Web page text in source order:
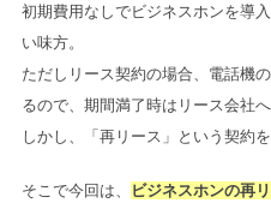
初期費用なしでビジネスホンを導
い味方。
ただしリース契約の場合、電話機
るので、期間満了時はリース会社
しかし、「再リース」という契約
そこで今回は、
ビジネスホンの再